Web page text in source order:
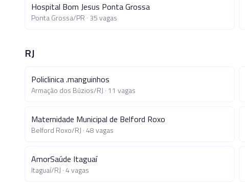
Hospital Bom Jesus Ponta Grossa
Ponta Grossa/PR · 35vagas
RJ
Policlinica .manguinhos
Armação dos Búzios/RJ · 11 vagas
Maternidade Municipal de Belford Roxo
Belford Roxo/RJ ·48vagas
AmorSaúde Itaguaí
Itaguaí/RJ ·4vagas